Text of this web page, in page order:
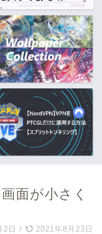
面が小さく
2日 / 2021年8月23日